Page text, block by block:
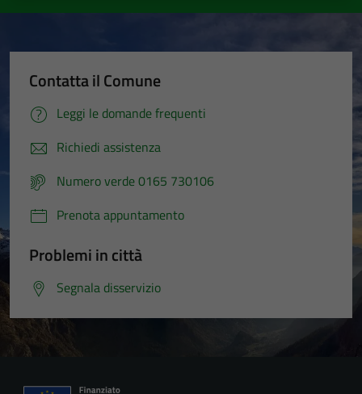
Contatta il Comune
Leggi le domande frequenti
Richiedi assistenza
Numero verde 0165 730106
Prenota appuntamento
Problemi in città
Segnala disservizio